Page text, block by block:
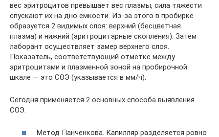
вес эритроцитов превышает вес плазмы, сила тяжести
спускают их на дно ёмкости. Из-за этого в пробирке
образуется 2 видимых слоя: верхний (бесцветная
плазма) и нижний (эритроцитарные скопления). Затем
лаборант осуществляет замер верхнего слоя.
Показатель, соответствующий отметке между
эритроцитами и плазменной зоной на пробирочной
шкале — это СОЭ (указывается в мм/ч).
Сегодня применяется 2 основных способа выявления
СОЭ:
Метод Панченкова. Капилляр разделяется ровно